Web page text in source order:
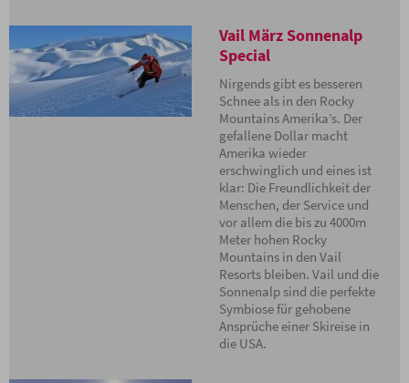
Vail März Sonnenalp
Special
Nirgends gibt es besseren
Schnee als in den Rocky
Mountains Amerika’s. Der
gefallene Dollar macht
Amerika wieder
erschwinglich und eines ist
klar: Die Freundlichkeit der
Menschen, der Service und
vor allem die bis zu 4000m
Meter hohen Rocky
Mountains in den Vail
Resorts bleiben. Vail und die
Sonnenalp sind die perfekte
Symbiose für gehobene
Ansprüche einer Skireise in
die USA.